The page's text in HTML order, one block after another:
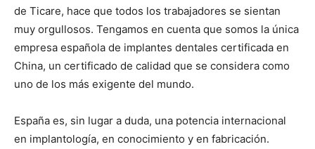
de Ticare, hace que todos los trabajadores se sientan
muy orgullosos. Tengamos en cuenta que somos la única
empresa española de implantes dentales certificada en
China, un certificado de calidad que se considera como
uno de los más exigente del mundo.
España es, sin lugar a duda, una potencia internacional
en implantología, en conocimiento y en fabricación.